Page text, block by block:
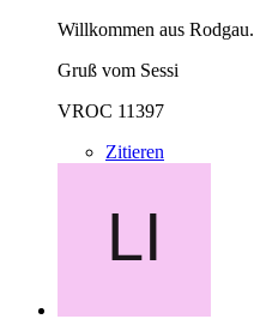
Willkommen aus Rodgau.
Gruß vom Sessi
VROC 11397
Zitieren